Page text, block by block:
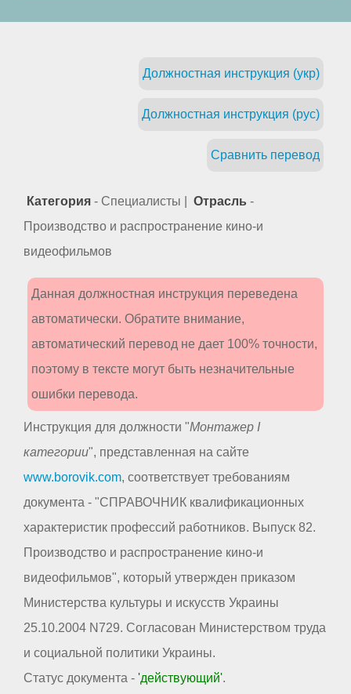
Должностная инструкция (укр)
Должностная инструкция (рус)
Сравнить перевод
Категория - Специалисты | Отрасль -
Производство и распространение кино-и
видеофильмов
Данная должностная инструкция переведена
автоматически. Обратите внимание,
автоматический перевод не дает 100% точности,
поэтому в тексте могут быть незначительные
ошибки перевода.
Инструкция для должности "Монтажер I
категории", представленная на сайте
www.borovik.com, соответствует требованиям
документа - "СПРАВОЧНИК квалификационных
характеристик профессий работников. Выпуск 82.
Производство и распространение кино-и
видеофильмов", который утвержден приказом
Министерства культуры и искусств Украины
25.10.2004 N729. Согласован Министерством труда
и социальной политики Украины.
Статус документа - 'действующий'.